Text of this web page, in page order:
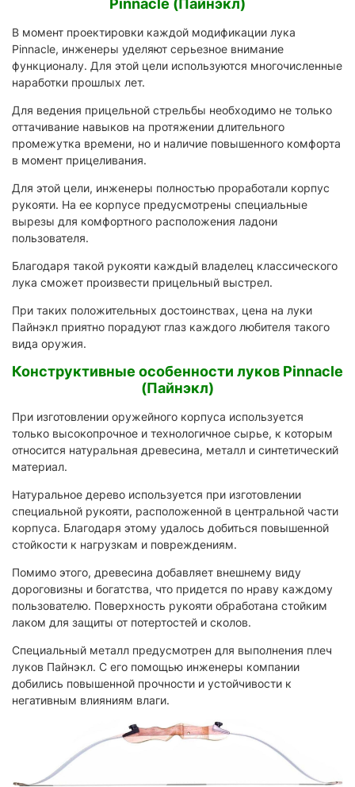
В момент проектировки каждой модификации лука
Pinnacle, инженеры уделяют серьезное внимание
функционалу. Для этой цели используются многочисленные
наработки прошлых лет.
Для ведения прицельной стрельбы необходимо не только
оттачивание навыков на протяжении длительного
промежутка времени, но и наличие повышенного комфорта
в момент прицеливания.
Для этой цели, инженеры полностью проработали корпус
рукояти. На ее корпусе предусмотрены специальные
вырезы для комфортного расположения ладони
пользователя.
Благодаря такой рукояти каждый владелец классического
лука сможет произвести прицельный выстрел.
При таких положительных достоинствах, цена на луки
Пайнэкл приятно порадуют глаз каждого любителя такого
вида оружия.
Конструктивные особенности луков Pinnacle
(Пайнэкл)
При изготовлении оружейного корпуса используется
только высокопрочное и технологичное сырье, к которым
относится натуральная древесина, металл и синтетический
материал.
Натуральное дерево используется при изготовлении
специальной рукояти, расположенной в центральной части
корпуса. Благодаря этому удалось добиться повышенной
стойкости к нагрузкам и повреждениям.
Помимо этого, древесина добавляет внешнему виду
дороговизны и богатства, что придется по нраву каждому
пользователю. Поверхность рукояти обработана стойким
лаком для защиты от потертостей и сколов.
Специальный металл предусмотрен для выполнения плеч
луков Пайнэкл. С его помощью инженеры компании
добились повышенной прочности и устойчивости к
негативным влияниям влаги.